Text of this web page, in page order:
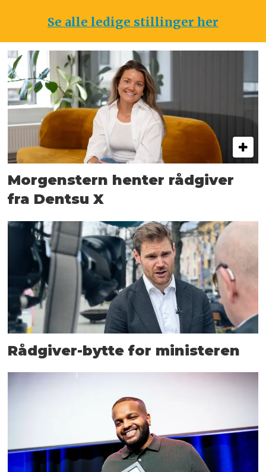
Se alle ledige stillinger her
Morgenstern henter rådgiver
fra Dentsu X
Rådgiver-bytte for ministeren